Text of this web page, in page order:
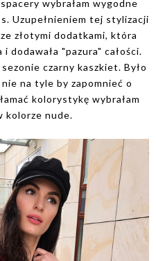
wybrałam wygodne
Uzupełnieniem tej stylizacji
złotymi dodatkami, która
dodawała "pazura" całości.
czarny kaszkiet. Było
na tyle by zapomnieć o
kolorystykę wybrałam
kolorze nude.